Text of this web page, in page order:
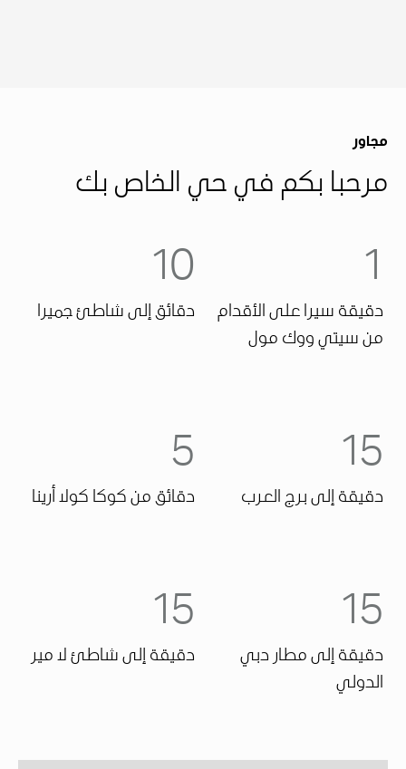
مجاور
مرحبا بكم في حي الخاص بك
1
دقيقة سيرا على الأقدام
من سيتي ووك مول
10
دقائق إلى شاطئ جميرا
15
دقيقة إلى برج العرب
5
دقائق من كوكا كولا أرينا
15
دقيقة إلى مطار دبي
الدولي
15
دقيقة إلى شاطئ لا مير